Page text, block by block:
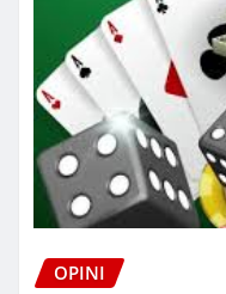
OPINI